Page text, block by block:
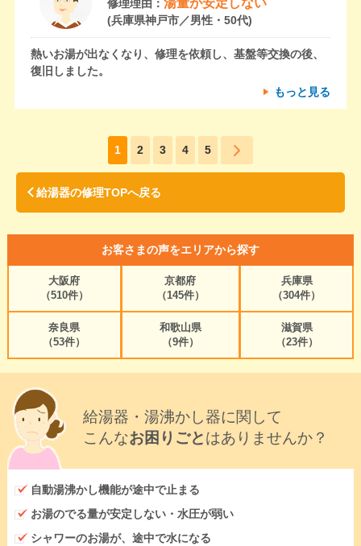
修理理由：
(兵庫県神戸市／男性・50代)
熱いお湯が出なくなり、修理を依頼し、基盤等交換の後、
復旧しました。
もっと見る
1 2 3 4 5
給湯器の修理TOPへ戻る
お客さまの声をエリアから探す
大阪府
（510件）
京都府
（145件）
兵庫県
（304件）
奈良県
（53件）
和歌山県
（9件）
滋賀県
（23件）
給湯器・湯沸かし器に関して
こんなお困りごとはありませんか？
自動湯沸かし機能が途中で止まる
お湯のでる量が安定しない・水圧が弱い
シャワーのお湯が、途中で水になる